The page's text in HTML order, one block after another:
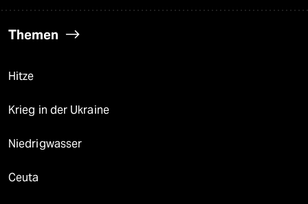
Themen
Hitze
Krieg in der Ukraine
Niedrigwasser
Ceuta